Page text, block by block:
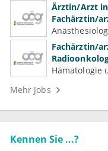
Ärztin/Arzt
Fachärztin/
(Kardiologie,
Fachärztin/
Hämatologie
Mehr Jobs
Kennen Sie ...?